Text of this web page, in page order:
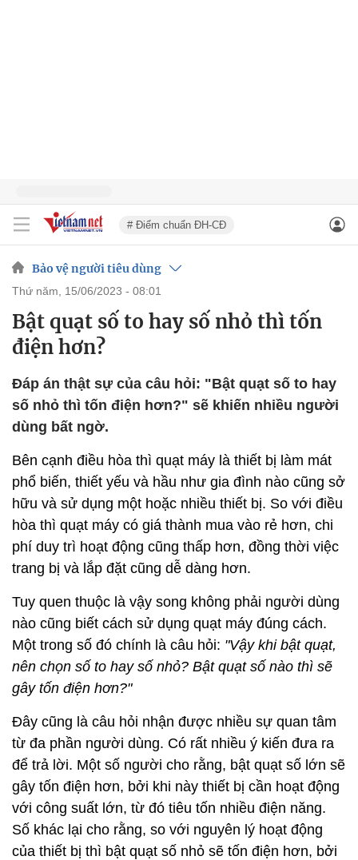
# Điểm chuẩn ĐH-CĐ
Bảo vệ người tiêu dùng
thứ năm, 15/06/2023 - 08:01
Bật quạt số to hay số nhỏ thì tốn
điện hơn?
Đáp án thật sự của câu hỏi: "Bật quạt số to hay
số nhỏ thì tốn điện hơn?" sẽ khiến nhiều người
dùng bất ngờ.
Bên cạnh điều hòa thì quạt máy là thiết bị làm mát
phổ biến, thiết yếu và hầu như gia đình nào cũng sở
hữu và sử dụng một hoặc nhiều thiết bị. So với điều
hòa thì quạt máy có giá thành mua vào rẻ hơn, chi
phí duy trì hoạt động cũng thấp hơn, đồng thời việc
trang bị và lắp đặt cũng dễ dàng hơn.
Tuy quen thuộc là vậy song không phải người dùng
nào cũng biết cách sử dụng quạt máy đúng cách.
Một trong số đó chính là câu hỏi: "Vậy khi bật quạt,
nên chọn số to hay số nhỏ? Bật quạt số nào thì sẽ
gây tốn điện hơn?"
Đây cũng là câu hỏi nhận được nhiều sự quan tâm
từ đa phần người dùng. Có rất nhiều ý kiến đưa ra
để trả lời. Một số người cho rằng, bật quạt số lớn sẽ
gây tốn điện hơn, bởi khi này thiết bị cần hoạt động
với công suất lớn, từ đó tiêu tốn nhiều điện năng.
Số khác lại cho rằng, so với nguyên lý hoạt động
của thiết bị thì bật quạt số nhỏ sẽ tốn điện hơn, bởi